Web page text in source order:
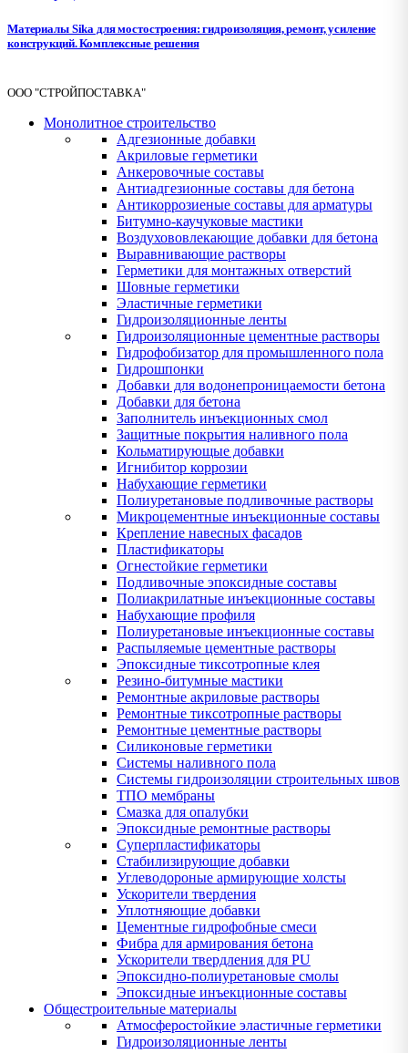
Материалы Sika для мостостроения: гидроизоляция, ремонт, усиление
конструкций. Комплексные решения
ООО "СТРОЙПОСТАВКА"
Монолитное строительство
Адгезионные добавки
Акриловые герметики
Анкеровочные составы
Антиадгезионные составы для бетона
Антикоррозиеные составы для арматуры
Битумно-каучуковые мастики
Воздухововлекающие добавки для бетона
Выравнивающие растворы
Герметики для монтажных отверстий
Шовные герметики
Эластичные герметики
Гидроизоляционные ленты
Гидроизоляционные цементные растворы
Гидрофобизатор для промышленного пола
Гидрошпонки
Добавки для водонепроницаемости бетона
Добавки для бетона
Заполнитель инъекционных смол
Защитные покрытия наливного пола
Кольматирующые добавки
Игнибитор коррозии
Набухающие герметики
Полиуретановые подливочные растворы
Микроцементные инъекционные составы
Крепление навесных фасадов
Пластификаторы
Огнестойкие герметики
Подливочные эпоксидные составы
Полиакрилатные инъекционные составы
Набухающие профиля
Полиуретановые инъекционные составы
Распыляемые цементные растворы
Эпоксидные тиксотропные клея
Резино-битумные мастики
Ремонтные акриловые растворы
Ремонтные тиксотропные растворы
Ремонтные цементные растворы
Силиконовые герметики
Системы наливного пола
Системы гидроизоляции строительных швов
ТПО мембраны
Смазка для опалубки
Эпоксидные ремонтные растворы
Суперпластификаторы
Стабилизирующие добавки
Углеводороные армирующие холсты
Ускорители твердения
Уплотняющие добавки
Цементные гидрофобные смеси
Фибра для армирования бетона
Ускорители твердления для PU
Эпоксидно-полиуретановые смолы
Эпоксидные инъекционные составы
Общестроительные материалы
Атмосферостойкие эластичные герметики
Гидроизоляционные ленты